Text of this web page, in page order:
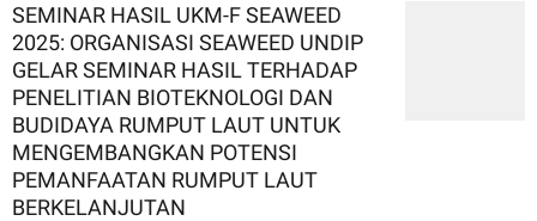
SEMINAR HASIL UKM-F SEAWEED
2025: ORGANISASI SEAWEED UNDIP
GELAR SEMINAR HASIL TERHADAP
PENELITIAN BIOTEKNOLOGI DAN
BUDIDAYA RUMPUT LAUT UNTUK
MENGEMBANGKAN POTENSI
PEMANFAATAN RUMPUT LAUT
BERKELANJUTAN